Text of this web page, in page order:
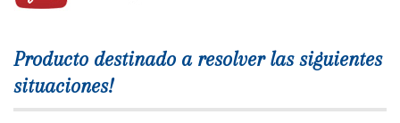
Producto destinado a resolver las siguientes
situaciones!